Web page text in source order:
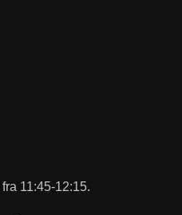
11:45-12:15.